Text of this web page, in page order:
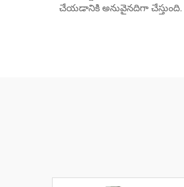
చేయడానికి అనువైనదిగా చేస్తుంది.